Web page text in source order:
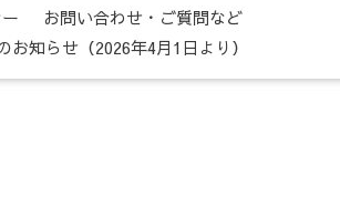
お問い合わせ・ご質問など
お知らせ（2026年4月1日より）